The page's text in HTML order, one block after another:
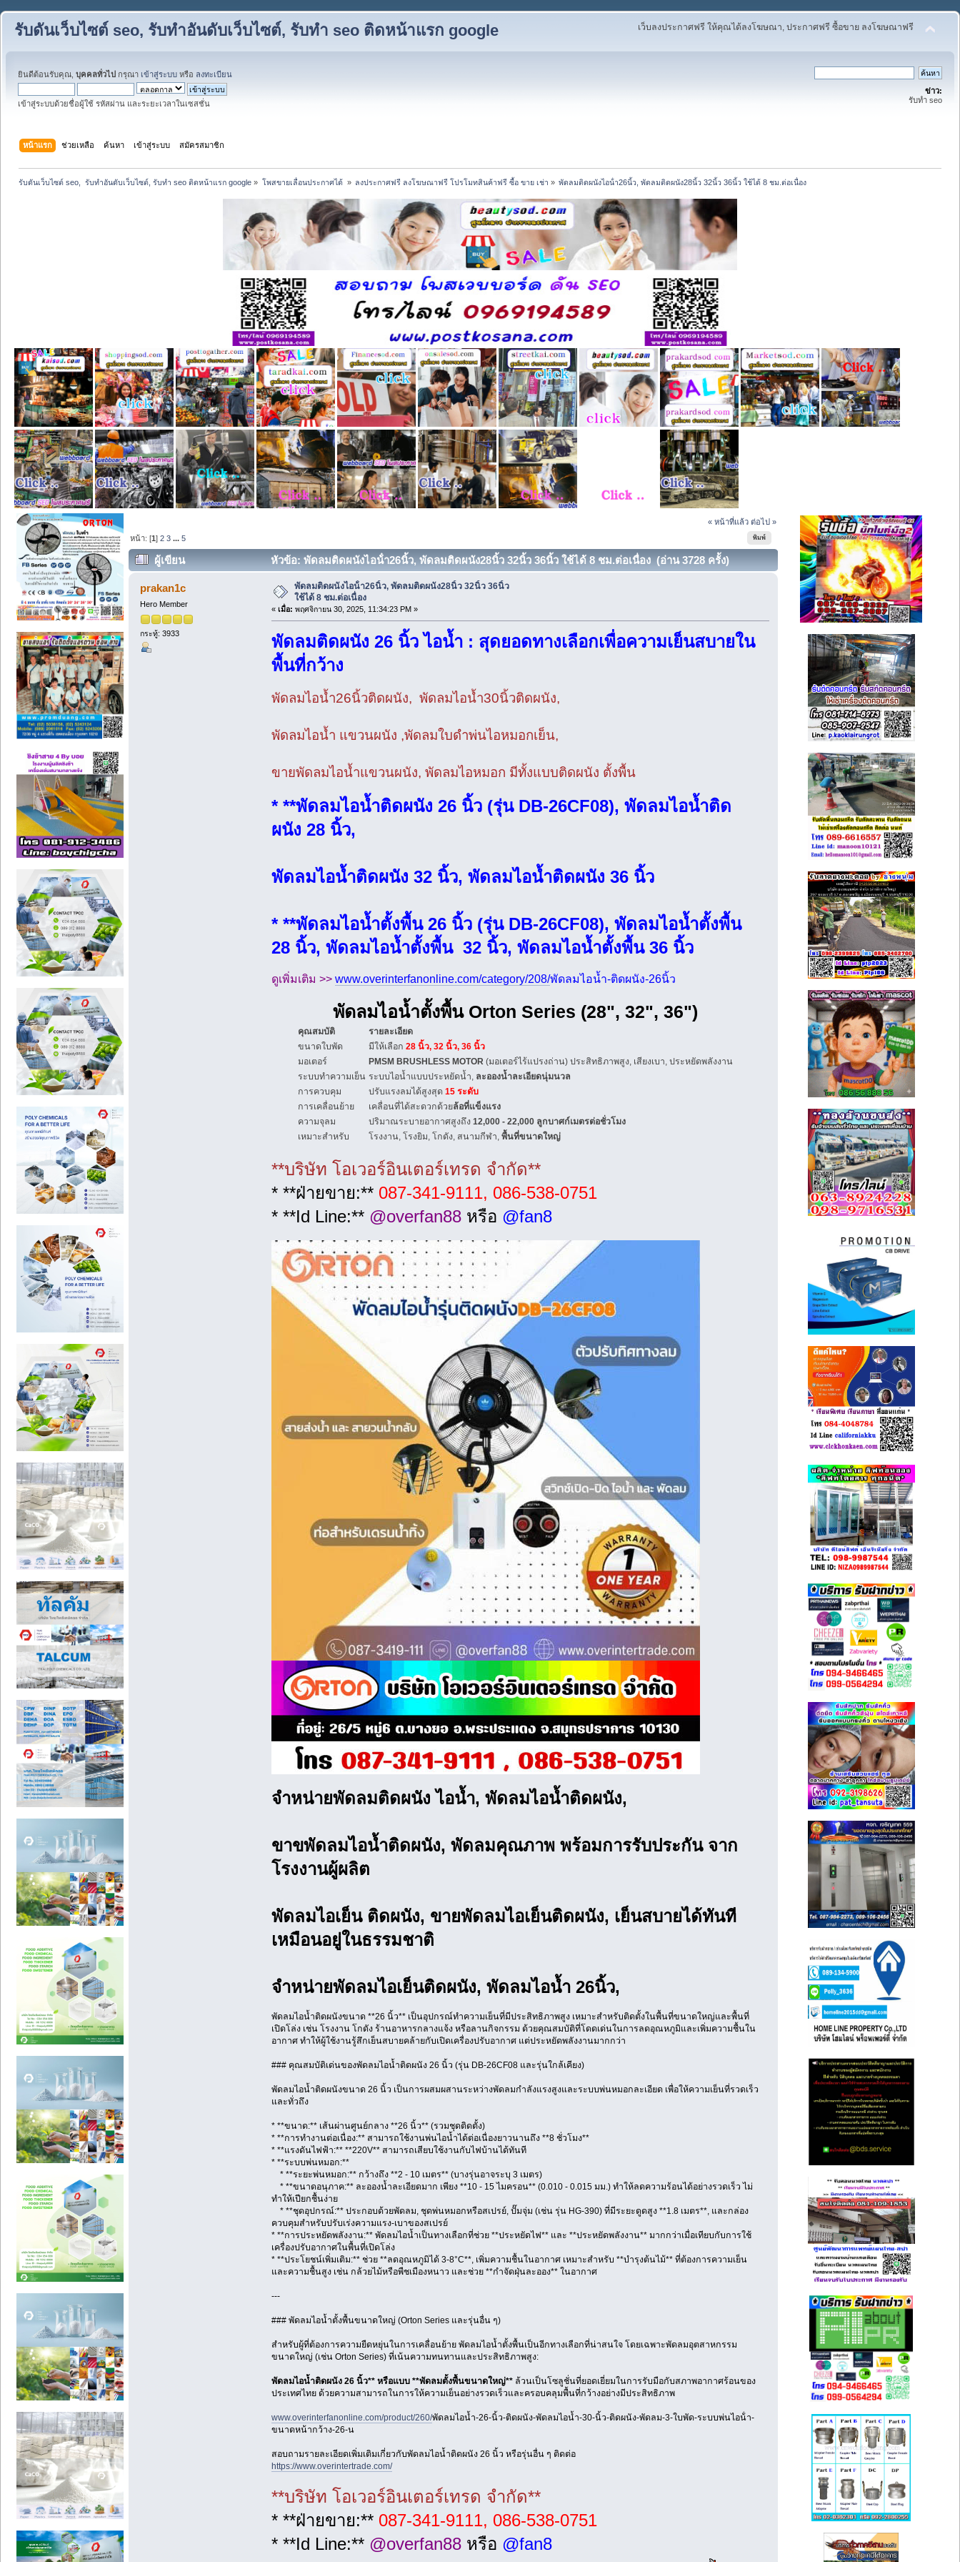
รับดันเว็บไซต์ seo, รับทำอันดับเว็บไซต์, รับทำ seo ติดหน้าแรก google เว็บลงประกาศฟรี ให้คุณได้ลงโฆษณา, ประกาศฟรี ซื้อขาย ลงโฆษณาฟรี
ยินดีต้อนรับคุณ, บุคคลทั่วไป กรุณา เข้าสู่ระบบ หรือ ลงทะเบียน
เข้าสู่ระบบด้วยชื่อผู้ใช้ รหัสผ่าน และระยะเวลาในเซสชั่น
ข่าว:
รับทำ seo
หน้าแรก ช่วยเหลือ ค้นหา เข้าสู่ระบบ สมัครสมาชิก
รับดันเว็บไซต์ seo,  รับทำอันดับเว็บไซต์, รับทำ seo ติดหน้าแรก google » โพสขายเลื่อนประกาศได้ » ลงประกาศฟรี ลงโฆษณาฟรี โปรโมทสินค้าฟรี ซื้อ ขาย เช่า » พัดลมติดผนังไอน้ํา26นิ้ว, พัดลมติดผนัง28นิ้ว 32นิ้ว 36นิ้ว ใช้ได้ 8 ชม.ต่อเนื่อง
« หน้าที่แล้ว ต่อไป »
พิมพ์
หน้า: [1]2 3 ...5
ผู้เขียน หัวข้อ: พัดลมติดผนังไอน้ํา26นิ้ว, พัดลมติดผนัง28นิ้ว 32นิ้ว 36นิ้ว ใช้ได้ 8 ชม.ต่อเนื่อง (อ่าน 3728 ครั้ง)
prakan1c
Hero Member
กระทู้: 3933
พัดลมติดผนังไอน้ํา26นิ้ว, พัดลมติดผนัง28นิ้ว 32นิ้ว 36นิ้ว
ใช้ได้ 8 ชม.ต่อเนื่อง
« เมื่อ: พฤศจิกายน 30, 2025, 11:34:23 PM »
พัดลมติดผนัง 26 นิ้ว ไอน้ำ : สุดยอดทางเลือกเพื่อความเย็นสบายใน
พื้นที่กว้าง
พัดลมไอน้ำ26นิ้วติดผนัง, พัดลมไอน้ำ30นิ้วติดผนัง,
พัดลมไอน้ำ แขวนผนัง ,พัดลมใบดำพ่นไอหมอกเย็น,
ขายพัดลมไอน้ำแขวนผนัง, พัดลมไอหมอก มีทั้งแบบติดผนัง ตั้งพื้น
* **พัดลมไอน้ำติดผนัง 26 นิ้ว (รุ่น DB-26CF08), พัดลมไอน้ำติด
ผนัง 28 นิ้ว,
พัดลมไอน้ำติดผนัง 32 นิ้ว, พัดลมไอน้ำติดผนัง 36 นิ้ว
* **พัดลมไอน้ำตั้งพื้น 26 นิ้ว (รุ่น DB-26CF08), พัดลมไอน้ำตั้งพื้น
28 นิ้ว, พัดลมไอน้ำตั้งพื้น 32 นิ้ว, พัดลมไอน้ำตั้งพื้น 36 นิ้ว
ดูเพิ่มเติม >> www.overinterfanonline.com/category/208/พัดลมไอน้ำ-ติดผนัง-26นิ้ว
พัดลมไอน้ำตั้งพื้น Orton Series (28", 32", 36")
คุณสมบัติ
รายละเอียด
ขนาดใบพัด
มีให้เลือก28 นิ้ว, 32 นิ้ว, 36 นิ้ว
มอเตอร์
PMSM BRUSHLESS MOTOR (มอเตอร์ไร้แปรงถ่าน) ประสิทธิภาพสูง, เสียงเบา, ประหยัดพลังงาน
ระบบทำความเย็น ระบบไอน้ำแบบประหยัดน้ำ, ละอองน้ำละเอียดนุ่มนวล
การควบคุม
ปรับแรงลมได้สูงสุด15 ระดับ
การเคลื่อนย้าย
เคลื่อนที่ได้สะดวกด้วยล้อที่แข็งแรง
ความจุลม
ปริมาณระบายอากาศสูงถึง12,000 - 22,000 ลูกบาศก์เมตรต่อชั่วโมง
เหมาะสำหรับ
โรงงาน, โรงยิม, โกดัง, สนามกีฬา,พื้นที่ขนาดใหญ่
**บริษัท โอเวอร์อินเตอร์เทรด จำกัด**
* **ฝ่ายขาย:** 087-341-9111, 086-538-0751
* **Id Line:** @overfan88 หรือ @fan8
จำหน่ายพัดลมติดผนัง ไอน้ำ, พัดลมไอน้ำติดผนัง,
ขาขพัดลมไอน้ำติดผนัง, พัดลมคุณภาพ พร้อมการรับประกัน จาก
โรงงานผู้ผลิต
พัดลมไอเย็น ติดผนัง, ขายพัดลมไอเย็นติดผนัง, เย็นสบายได้ทันที
เหมือนอยู่ในธรรมชาติ
จำหน่ายพัดลมไอเย็นติดผนัง, พัดลมไอน้ำ 26นิ้ว,
พัดลมไอน้ำติดผนังขนาด **26 นิ้ว** เป็นอุปกรณ์ทำความเย็นที่มีประสิทธิภาพสูง เหมาะสำหรับติดตั้งในพื้นที่ขนาดใหญ่และพื้นที่
เปิดโล่ง เช่น โรงงาน โกดัง ร้านอาหารกลางแจ้ง หรือลานกิจกรรม ด้วยคุณสมบัติที่โดดเด่นในการลดอุณหภูมิและเพิ่มความชื้นใน
อากาศ ทำให้ผู้ใช้งานรู้สึกเย็นสบายคล้ายกับเปิดเครื่องปรับอากาศ แต่ประหยัดพลังงานมากกว่า
### คุณสมบัติเด่นของพัดลมไอน้ำติดผนัง 26 นิ้ว (รุ่น DB-26CF08 และรุ่นใกล้เคียง)
พัดลมไอน้ำติดผนังขนาด 26 นิ้ว เป็นการผสมผสานระหว่างพัดลมกำลังแรงสูงและระบบพ่นหมอกละเอียด เพื่อให้ความเย็นที่รวดเร็ว
และทั่วถึง
* **ขนาด:** เส้นผ่านศูนย์กลาง **26 นิ้ว** (รวมชุดติดตั้ง)
* **การทำงานต่อเนื่อง:** สามารถใช้งานพ่นไอน้ำได้ต่อเนื่องยาวนานถึง **8 ชั่วโมง**
* **แรงดันไฟฟ้า:** **220V** สามารถเสียบใช้งานกับไฟบ้านได้ทันที
* **ระบบพ่นหมอก:**
* **ระยะพ่นหมอก:** กว้างถึง **2 - 10 เมตร** (บางรุ่นอาจระบุ 3 เมตร)
* **ขนาดอนุภาค:** ละอองน้ำละเอียดมาก เพียง **10 - 15 ไมครอน** (0.010 - 0.015 มม.) ทำให้ลดความร้อนได้อย่างรวดเร็ว ไม่
ทำให้เปียกชื้นง่าย
* **ชุดอุปกรณ์:** ประกอบด้วยพัดลม, ชุดพ่นหมอกหรือสเปรย์, ปั๊มจุ่ม (เช่น รุ่น HG-390) ที่มีระยะดูดสูง **1.8 เมตร**, และกล่อง
ควบคุมสำหรับปรับเร่งความแรง-เบาของสเปรย์
* **การประหยัดพลังงาน:** พัดลมไอน้ำเป็นทางเลือกที่ช่วย **ประหยัดไฟ** และ **ประหยัดพลังงาน** มากกว่าเมื่อเทียบกับการใช้
เครื่องปรับอากาศในพื้นที่เปิดโล่ง
* **ประโยชน์เพิ่มเติม:** ช่วย **ลดอุณหภูมิได้ 3-8°C**, เพิ่มความชื้นในอากาศ เหมาะสำหรับ **บำรุงต้นไม้** ที่ต้องการความเย็น
และความชื้นสูง เช่น กล้วยไม้หรือพืชเมืองหนาว และช่วย **กำจัดฝุ่นละออง** ในอากาศ
---
### พัดลมไอน้ำตั้งพื้นขนาดใหญ่ (Orton Series และรุ่นอื่น ๆ)
สำหรับผู้ที่ต้องการความยืดหยุ่นในการเคลื่อนย้าย พัดลมไอน้ำตั้งพื้นเป็นอีกทางเลือกที่น่าสนใจ โดยเฉพาะพัดลมอุตสาหกรรม
ขนาดใหญ่ (เช่น Orton Series) ที่เน้นความทนทานและประสิทธิภาพสูง:
พัดลมไอน้ำติดผนัง 26 นิ้ว** หรือแบบ **พัดลมตั้งพื้นขนาดใหญ่**ล้วนเป็นโซลูชั่นที่ยอดเยี่ยมในการรับมือกับสภาพอากาศร้อนของ
ประเทศไทย ด้วยความสามารถในการให้ความเย็นอย่างรวดเร็วและครอบคลุมพื้นที่กว้างอย่างมีประสิทธิภาพ
www.overinterfanonline.com/product/260/พัดลมไอน้ำ-26-นิ้ว-ติดผนัง-พัดลมไอน้ำ-30-นิ้ว-ติดผนัง-พัดลม-3-ใบพัด-ระบบพ่นไอน้ํา-
ขนาดหน้ากว้าง-26-น
สอบถามรายละเอียดเพิ่มเติมเกี่ยวกับพัดลมไอน้ำติดผนัง 26 นิ้ว หรือรุ่นอื่น ๆ ติดต่อ
https://www.overintertrade.com/
**บริษัท โอเวอร์อินเตอร์เทรด จำกัด**
* **ฝ่ายขาย:** 087-341-9111, 086-538-0751
* **Id Line:** @overfan88 หรือ @fan8